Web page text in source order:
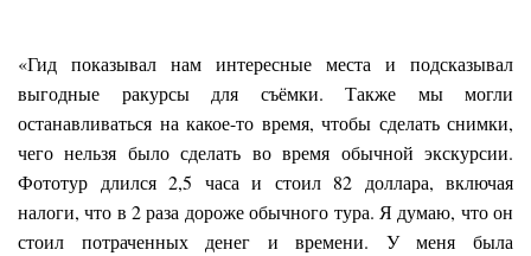
«Гид показывал нам интересные места и подсказывал
выгодные ракурсы для съёмки. Также мы могли
останавливаться на какое-то время, чтобы сделать снимки,
чего нельзя было сделать во время обычной экскурсии.
Фототур длился 2,5 часа и стоил 82 доллара, включая
налоги, что в 2 раза дороже обычного тура. Я думаю, что он
стоил потраченных денег и времени. У меня была